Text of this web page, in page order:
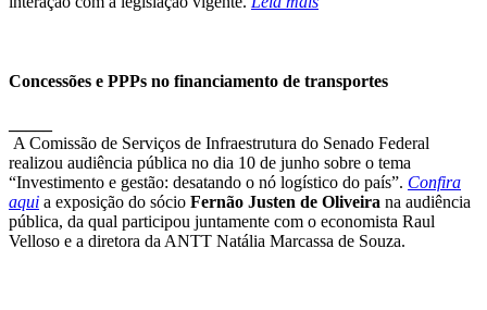
Concessões e PPPs no financiamento de transportes
A Comissão de Serviços de Infraestrutura do Senado Federal
realizou audiência pública no dia 10 de junho sobre o tema
“Investimento e gestão: desatando o nó logístico do país”. Confira
aqui a exposição do sócio Fernão Justen de Oliveira na audiência
pública, da qual participou juntamente com o economista Raul
Velloso e a diretora da ANTT Natália Marcassa de Souza.